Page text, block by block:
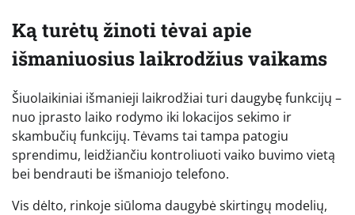
Ką turėtų žinoti tėvai apie
išmaniuosius laikrodžius vaikams
Šiuolaikiniai išmanieji laikrodžiai turi daugybę funkcijų –
nuo įprasto laiko rodymo iki lokacijos sekimo ir
skambučių funkcijų. Tėvams tai tampa patogiu
sprendimu, leidžiančiu kontroliuoti vaiko buvimo vietą
bei bendrauti be išmaniojo telefono.
Vis dėlto, rinkoje siūloma daugybė skirtingų modelių,